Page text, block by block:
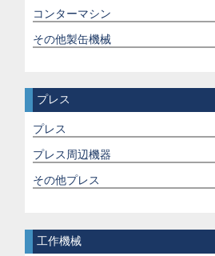
コンターマシン
その他製缶機械
プレス
プレス
プレス周辺機器
その他プレス
工作機械